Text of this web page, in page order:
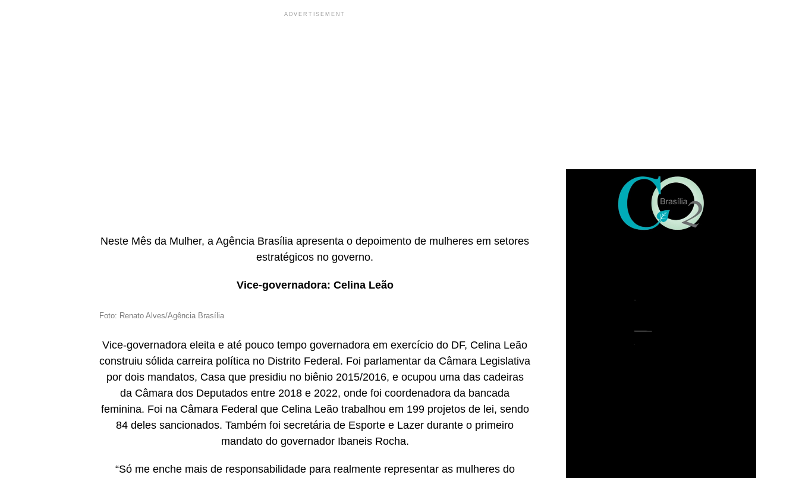
ADVERTISEMENT
Neste Mês da Mulher, a Agência Brasília apresenta o depoimento de mulheres em setores
estratégicos no governo.
Vice-governadora: Celina Leão
Foto: Renato Alves/Agência Brasília
Vice-governadora eleita e até pouco tempo governadora em exercício do DF, Celina Leão
construiu sólida carreira política no Distrito Federal. Foi parlamentar da Câmara Legislativa
por dois mandatos, Casa que presidiu no biênio 2015/2016, e ocupou uma das cadeiras
da Câmara dos Deputados entre 2018 e 2022, onde foi coordenadora da bancada
feminina. Foi na Câmara Federal que Celina Leão trabalhou em 199 projetos de lei, sendo
84 deles sancionados. Também foi secretária de Esporte e Lazer durante o primeiro
mandato do governador Ibaneis Rocha.
“Só me enche mais de responsabilidade para realmente representar as mulheres do